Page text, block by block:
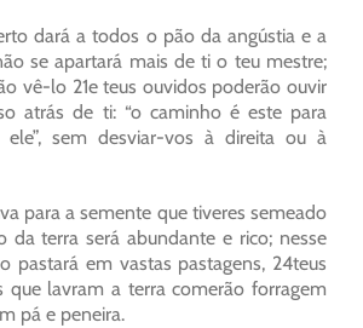
dará a todos o pão da angústia e a
se apartará mais de ti o teu mestre;
vê-lo 21e teus ouvidos poderão ouvir
atrás de ti: “o caminho é este para
sem desviar-vos à direita ou à
para a semente que tiveres semeado
da terra será abundante e rico; nesse
pastará em vastas pastagens, 24teus
que lavram a terra comerão forragem
pá e peneira.